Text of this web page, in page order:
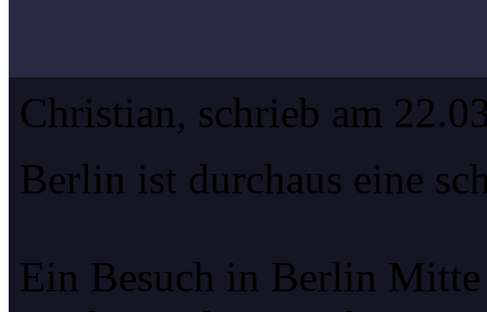
Christian, schrieb am
Berlin ist durchaus eine
Ein Besuch in Berlin Mitte